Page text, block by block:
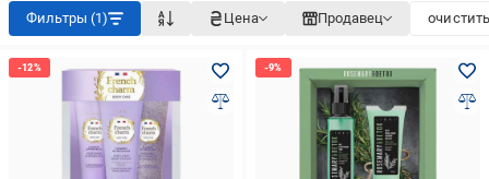
Фильтры (1) Цена Продавец